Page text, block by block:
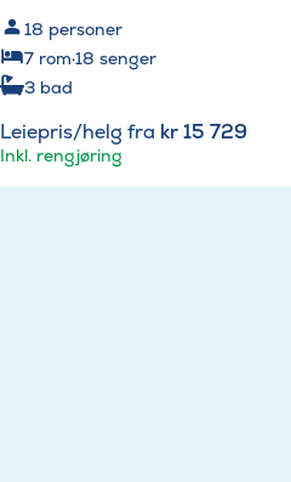
18 personer
7 rom·18 senger
3 bad
Leiepris/helg fra kr 15 729
Inkl. rengjøring